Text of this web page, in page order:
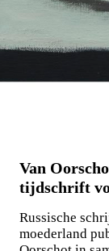
Van
tijdschrift
Russische
moederland